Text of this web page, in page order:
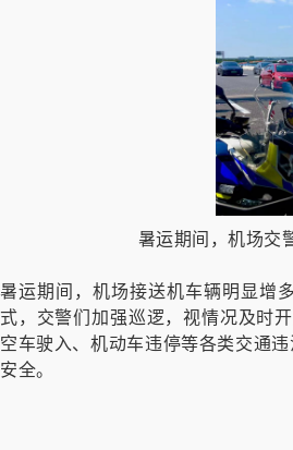
暑运期间，机场交
暑运期间，机场接送机车辆明显增
式，交警们加强巡逻，视情况及时
空车驶入、机动车违停等各类交通
安全。